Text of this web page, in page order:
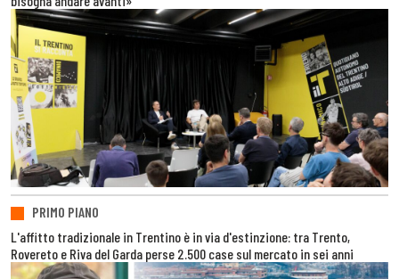
PRIMO PIANO
L'affitto tradizionale in Trentino è in via d'estinzione: tra Trento,
Rovereto e Riva del Garda perse 2.500 case sul mercato in sei anni